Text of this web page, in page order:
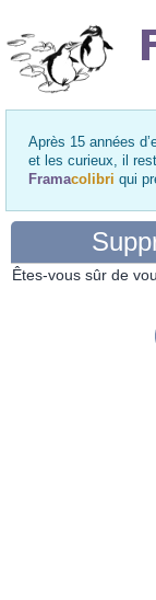
Après 15 années
et les curieux, il
Framacolibri qui
Êtes-vous sûr de